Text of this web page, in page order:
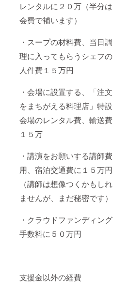
レンタルに２０万（半分は
会費で補います）
・スープの材料費、当日調
理に入ってもらうシェフの
人件費１５万円
・会場に設置する、「注文
をまちがえる料理店」特設
会場のレンタル費、輸送費
１５万
・講演をお願いする講師費
用、宿泊交通費に１５万円
（講師は想像つくかもしれ
ませんが、まだ秘密です）
・クラウドファンディング
手数料に５０万円
支援金以外の経費